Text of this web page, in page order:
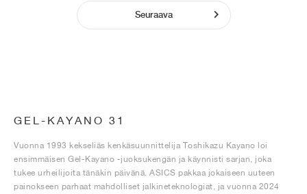
Seuraava
GEL-KAYANO 31
Vuonna 1993 kekseliäs kenkäsuunnittelija Toshikazu Kayano loi
ensimmäisen Gel-Kayano -juoksukengän ja käynnisti sarjan, joka
tukee urheilijoita tänäkin päivänä. ASICS pakkaa jokaiseen uuteen
painokseen parhaat mahdolliset jalkineteknologiat, ja vuonna 2024